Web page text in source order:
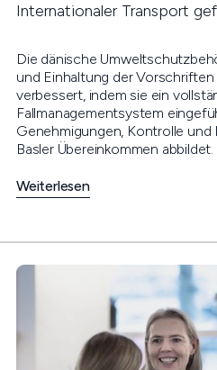
Internationaler Transport
Die dänische
und Einhaltung der
verbessert, indem sie ein
Fallmanagementsystem
Genehmigungen, Kontrolle und
Basler Übereinkommen abbildet.
Weiterlesen